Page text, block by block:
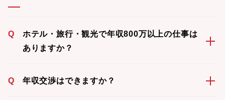
Q
ホテル・旅行・観光で年収800万以上の仕事は
ありますか？
Q 年収交渉はできますか？